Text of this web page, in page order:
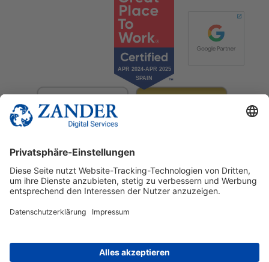
© 2025 Zander Digital Services Deutschland GmbH